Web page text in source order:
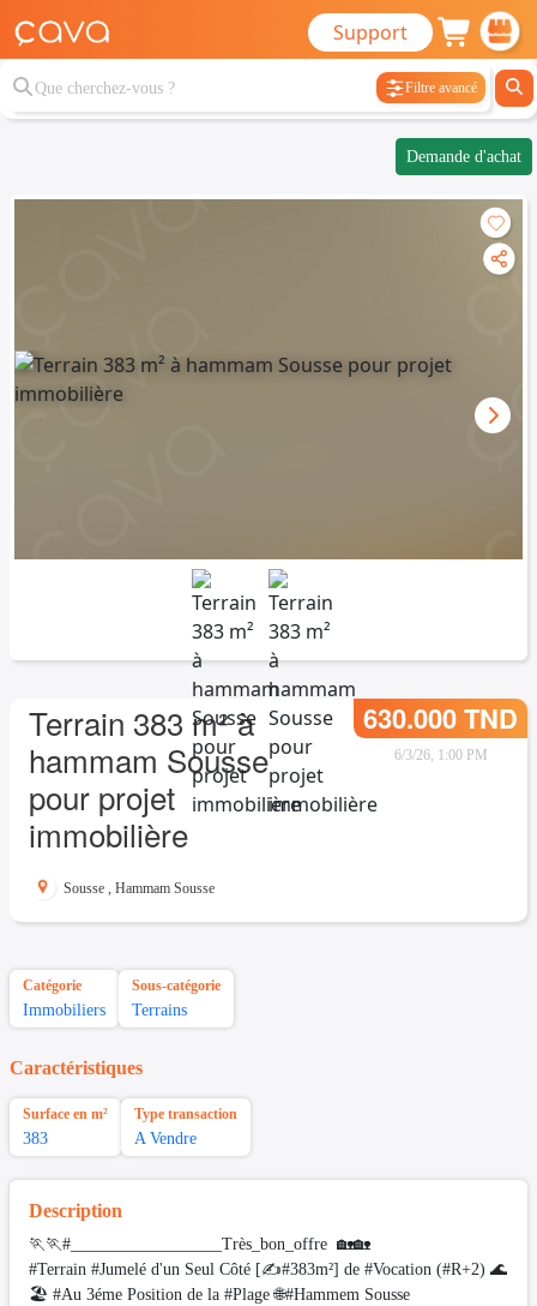
Support
Filtre avancé
Demande d'achat
Terrain 383 m² à
hammam Sousse
pour projet
immobilière
630.000 TND
6/3/26, 1:00 PM
Sousse , Hammam Sousse
Catégorie
Immobiliers
Sous-catégorie
Terrains
Caractéristiques
Surface en m²
383
Type transaction
A Vendre
Description
🏃🏃#__________________Très_bon_offre 🏡🏡
#Terrain #Jumelé d'un Seul Côté [✍️#383m²] de #Vocation (#R+2) 🌊
🏖 #Au 3éme Position de la #Plage 🌐#Hammem Sousse